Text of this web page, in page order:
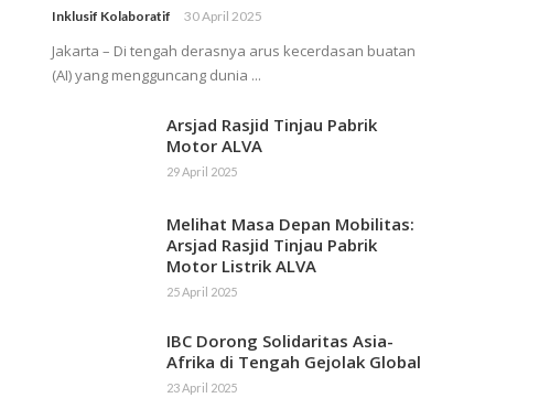
Inklusif Kolaboratif 30 April 2025
Jakarta – Di tengah derasnya arus kecerdasan buatan
(AI) yang mengguncang dunia ...
Arsjad Rasjid Tinjau Pabrik
Motor ALVA
29 April 2025
Melihat Masa Depan Mobilitas:
Arsjad Rasjid Tinjau Pabrik
Motor Listrik ALVA
25 April 2025
IBC Dorong Solidaritas Asia-
Afrika di Tengah Gejolak Global
23 April 2025